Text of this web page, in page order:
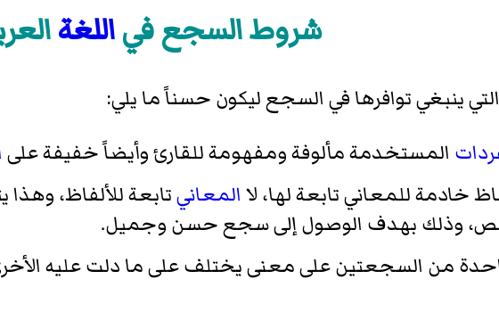
شروط السجع فياللغة
ينبغي توافرها في السجع ليكون حسناً ما يلي:
المستخدمة مألوفة ومفهومة للقارئ وأيضاً خفيفة على
خادمة للمعاني تابعة لها، لا المعانيتابعة للألفاظ،
نقص، وذلك بهدف الوصول إلى سجع حسن وجميل.
من السجعتين على معنى يختلف على ما دلت عليه